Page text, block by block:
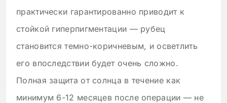
практически гарантированно приводит к
стойкой гиперпигментации — рубец
становится темно-коричневым, и осветлить
его впоследствии будет очень сложно.
Полная защита от солнца в течение как
минимум 6-12 месяцев после операции — не